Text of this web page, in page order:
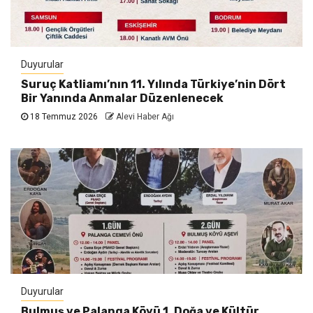
Duyurular
Suruç Katliamı’nın 11. Yılında Türkiye’nin Dört
Bir Yanında Anmalar Düzenlenecek
18 Temmuz 2026 Alevi Haber Ağı
Duyurular